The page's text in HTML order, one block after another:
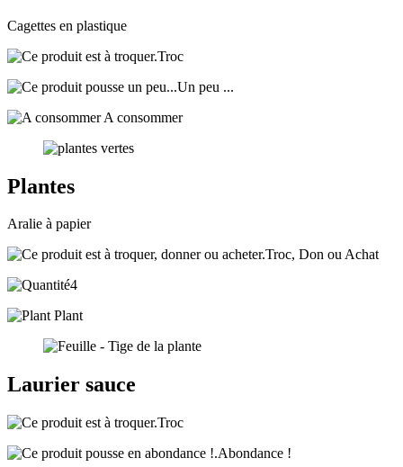
Cagettes en plastique
Troc
Un peu ...
A consommer
Plantes
Aralie à papier
Troc, Don ou Achat
4
Plant
Laurier sauce
Troc
Abondance !